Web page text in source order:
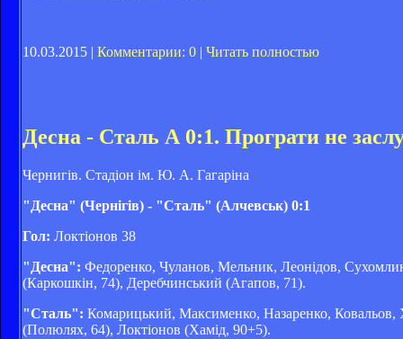
10.03.2015 | Комментарии: 0 | Читать полностью
Десна - Сталь А 0:1. Програти не
Чернигів. Стадіон ім. Ю. А. Гагаріна
"Десна" (Чернігів) - "Сталь" (Алчевськ) 0:1
Гол: Локтіонов 38
"Десна": Федоренко, Чуланов, Мельник, Леонідов,
(Каркошкін, 74), Деребчинський (Агапов, 71).
"Сталь": Комарицький, Максименко, Назаренко,
(Полюлях, 64), Локтіонов (Хамід, 90+5).